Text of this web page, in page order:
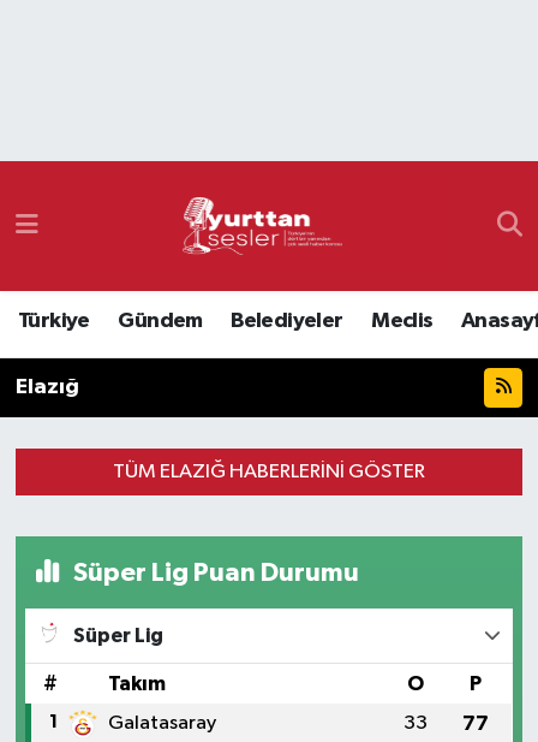
Türkiye Gündem Belediyeler Meclis
Elazığ
TÜM ELAZIĞ HABERLERINI GÖSTER
Süper Lig Puan Durumu
Süper Lig
# Takım O P
1 Galatasaray 33 77
Namaz Vakitleri
Süper Lig Puan Durumu ve Fikstür
Tüm Manşetler
Son Dakika Haberleri